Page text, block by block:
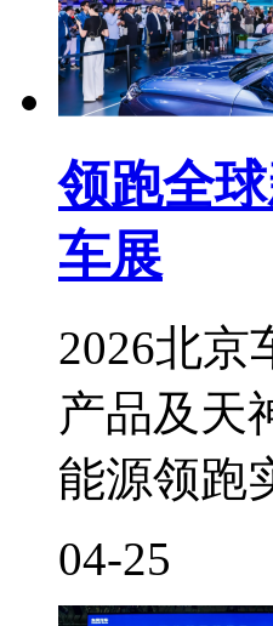
领跑全
车展
2026北京
产品及天
能源领跑
04-25